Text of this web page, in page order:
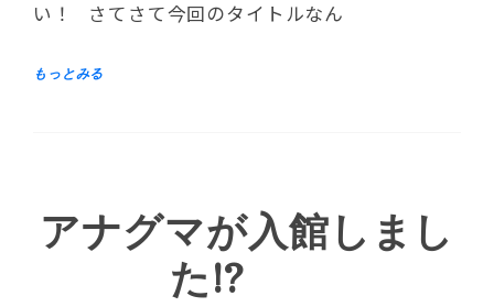
い！ さてさて今回のタイトルなん
アナグマが入館しまし
た!?